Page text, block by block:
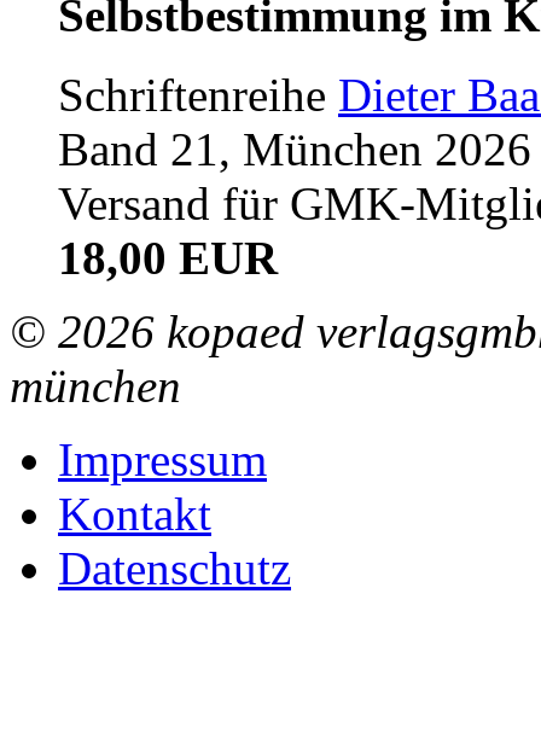
Selbstbestimmung im
Schriftenreihe Dieter
Band 21, München
Versand für GMK-
18,00 EUR
© 2026 kopaed
münchen
Impressum
Kontakt
Datenschutz